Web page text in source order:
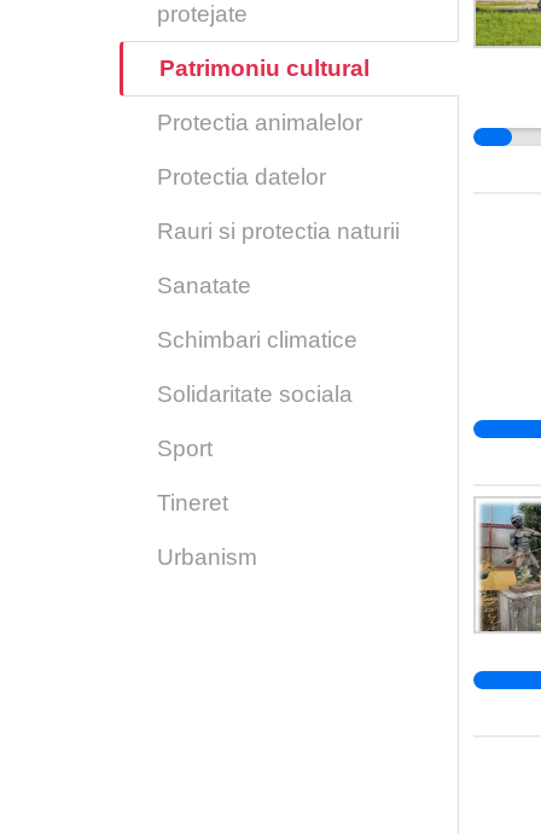
protejate
Patrimoniu cultural
Protectia animalelor
Protectia datelor
Rauri si protectia naturii
Sanatate
Schimbari climatice
Solidaritate sociala
Sport
Tineret
Urbanism